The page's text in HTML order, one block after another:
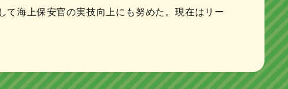
海上保安官の実技向上にも努めた。現在はリー